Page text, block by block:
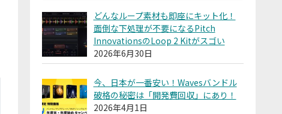
どんなループ素材も即座にキット化！
面倒な下処理が不要になるPitch
InnovationsのLoop 2 Kitがスゴい
2026年6月30日
今、日本が一番安い！Wavesバンドル
破格の秘密は「開発費回収」にあり！
2026年4月1日